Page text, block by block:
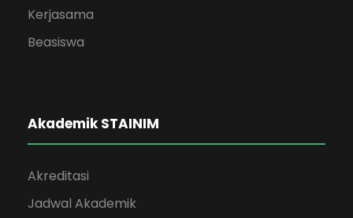
Kerjasama
Beasiswa
Akademik STAINIM
Akreditasi
Jadwal Akademik